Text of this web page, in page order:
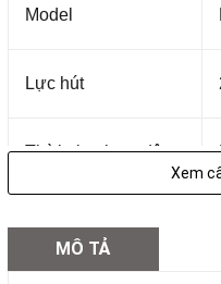
Model
Lực hút
Thời gian hoạt động
Xem
MÔ TẢ